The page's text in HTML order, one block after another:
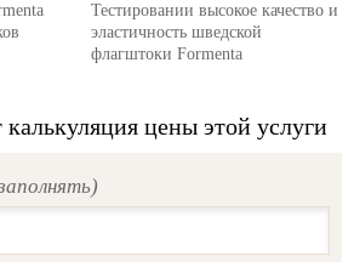
Тестировании высокое качество и
эластичность шведской
флагштоки Formenta
цены этой услуги